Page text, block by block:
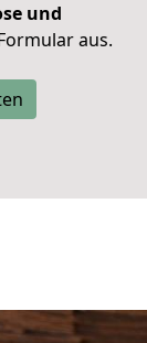
und
aus.